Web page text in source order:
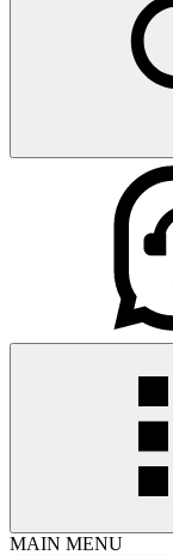
MAIN MENU